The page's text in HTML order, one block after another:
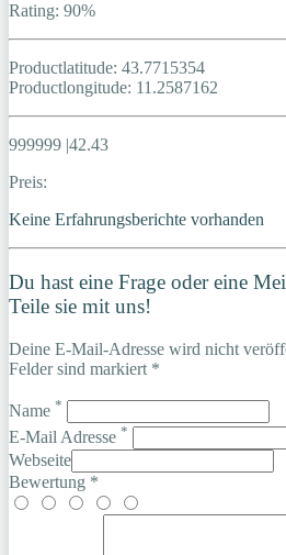
Rating: 90%
Productlatitude: 43.7715354
Productlongitude: 11.2587162
999999 |42.43
Preis:
Keine Erfahrungsberichte vorhanden
Du hast eine Frage oder eine
Teile sie mit uns!
Deine E-Mail-Adresse wird nicht
Felder sind markiert *
Name *
E-Mail Adresse *
Webseite
Bewertung *